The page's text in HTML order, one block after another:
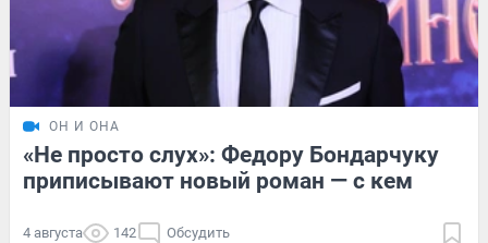
ОН И ОНА
«Не просто слух»: Федору Бондарчуку
приписывают новый роман — с кем
4 августа 142 Обсудить